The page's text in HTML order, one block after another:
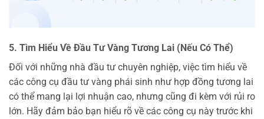
5. Tìm Hiểu Về Đầu Tư Vàng Tương Lai (Nếu Có Thể)
Đối với những nhà đầu tư chuyên nghiệp, việc tìm hiểu về
các công cụ đầu tư vàng phái sinh như hợp đồng tương lai
có thể mang lại lợi nhuận cao, nhưng cũng đi kèm với rủi ro
lớn. Hãy đảm bảo bạn hiểu rõ về các công cụ này trước khi